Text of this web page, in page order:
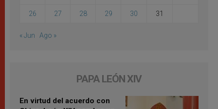
26 27 28 29 30 31
« Jun Ago »
PAPA LEÓN XIV
En virtud del acuerdo con